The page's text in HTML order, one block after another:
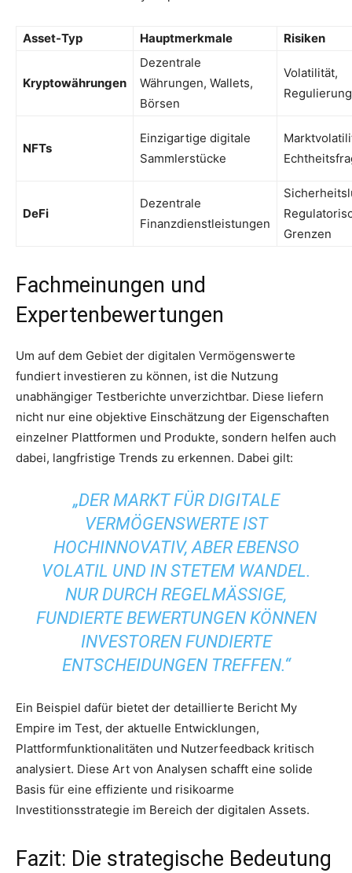
Asset-Typ Hauptmerkmale Risiken
Kryptowährungen
Dezentrale
Währungen, Wallets,
Börsen
Volatilität,
Regulierung
NFTs
Einzigartige digitale
Sammlerstücke
DeFi
Dezentrale
Finanzdienstleistungen
Grenzen
Fachmeinungen und
Expertenbewertungen
Um auf dem Gebiet der digitalen Vermögenswerte
fundiert investieren zu können, ist die Nutzung
unabhängiger Testberichte unverzichtbar. Diese liefern
nicht nur eine objektive Einschätzung der Eigenschaften
einzelner Plattformen und Produkte, sondern helfen auch
dabei, langfristige Trends zu erkennen. Dabei gilt:
„DER MARKT FÜR DIGITALE
VERMÖGENSWERTE IST
HOCHINNOVATIV, ABER EBENSO
VOLATIL UND IN STETEM WANDEL.
NUR DURCH REGELMÄSSIGE, F
UNDIERTE BEWERTUNGEN KÖNNEN I
NVESTOREN FUNDIERTE E
NTSCHEIDUNGEN TREFFEN.“
Ein Beispiel dafür bietet der detaillierte Bericht My
Empire im Test, der aktuelle Entwicklungen,
Plattformfunktionalitäten und Nutzerfeedback kritisch
analysiert. Diese Art von Analysen schafft eine solide
Basis für eine effiziente und risikoarme
Investitionsstrategie im Bereich der digitalen Assets.
Fazit: Die strategische Bedeutung